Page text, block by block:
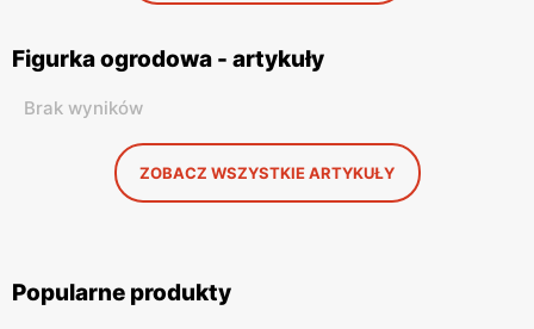
Figurka ogrodowa - artykuły
Brak wyników
ZOBACZ WSZYSTKIE ARTYKUŁY
Popularne produkty